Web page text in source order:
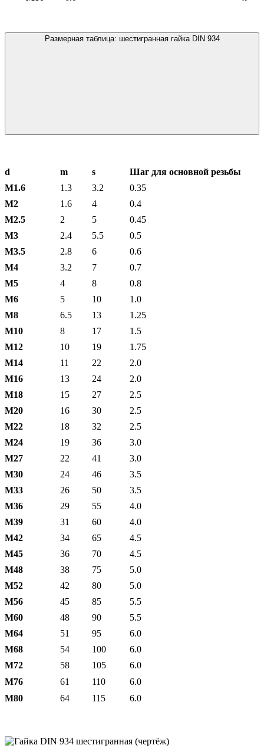
Размерная таблица: шестигранная гайка DIN 934
d m s
Шаг для основной резьбы
М1.6
1.3 3.2
0.35
М2
1.6 4
0.4
М2.5
2 5
0.45
М3
2.4 5.5
0.5
М3.5
2.8 6
0.6
М4
3.2 7
0.7
М5
4 8
0.8
М6
5 10
1.0
М8
6.5 13
1.25
М10
8 17
1.5
М12
10 19
1.75
М14
11 22
2.0
М16
13 24
2.0
М18
15 27
2.5
М20
16 30
2.5
М22
18 32
2.5
М24
19 36
3.0
М27
22 41
3.0
М30
24 46
3.5
М33
26 50
3.5
М36
29 55
4.0
М39
31 60
4.0
М42
34 65
4.5
М45
36 70
4.5
М48
38 75
5.0
М52
42 80
5.0
М56
45 85
5.5
М60
48 90
5.5
М64
51 95
6.0
М68
54 100
6.0
М72
58 105
6.0
М76
61 110
6.0
М80
64 115 6.0